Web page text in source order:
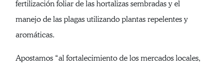
fertilización foliar de las hortalizas sembradas y el
manejo de las plagas utilizando plantas repelentes y
aromáticas.
Apostamos “al fortalecimiento de los mercados locales,